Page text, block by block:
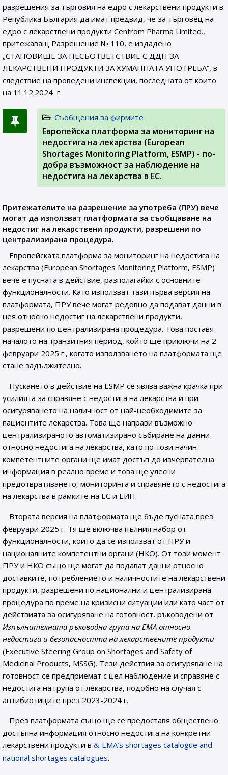
разрешения за търговия на едро с лекарствени продукти в
Република България да имат предвид, че за търговец на
едро с лекарствени продукти Centrom Pharma Limited.,
притежаващ Разрешение № 110, e издадено
„СТАНОВИЩЕ ЗА НЕСЪОТВЕТСТВИЕ С ДДП ЗА
ЛЕКАРСТВЕНИ ПРОДУКТИ ЗА ХУМАННАТА УПОТРЕБА“, в
следствие на проведени инспекции, последната от които
на 11.12.2024 г.
Съобщения за фирмите
Европейска платформа за мониторинг на
недостига на лекарства (European
Shortages Monitoring Platform, ESMP) - по-
добра възможност за наблюдение на
недостига на лекарства в ЕС.
Притежателите на разрешение за употреба (ПРУ) вече
могат да използват платформата за съобщаване на
недостиг на лекарствени продукти, разрешени по
централизирана процедура.
Европейската платформа за мониторинг на недостига на
лекарства (European Shortages Monitoring Platform, ESMP)
вече е пусната в действие, разполагайки с основните
функционалности. Като използват тази първа версия на
платформата, ПРУ вече могат редовно да подават данни в
нея относно недостиг на лекарствени продукти,
разрешени по централизирана процедура. Това поставя
началото на транзитния период, който ще приключи на 2
февруари 2025 г., когато използването на платформата ще
стане задължително.
Пускането в действие на ESMP се явява важна крачка при
усилията за справяне с недостига на лекарства и при
осигуряването на наличност от най-необходимите за
пациентите лекарства. Това ще направи възможно
централизираното автоматизирано събиране на данни
относно недостига на лекарства, като по този начин
компетентните органи ще имат достъп до изчерпателна
информация в реално време и това ще улесни
предотвратяването, мониторинга и справянето с недостига
на лекарства в рамките на ЕС и ЕИП.
Втората версия на платформата ще бъде пусната през
февруари 2025 г. Тя ще включва пълния набор от
функционалности, които да се използват от ПРУ и
националните компетентни органи (НКО). От този момент
ПРУ и НКО също ще могат да подават данни относно
доставките, потреблението и наличностите на лекарствени
продукти, разрешени по национални и централизирана
процедура по време на кризисни ситуации или като част от
действията за осигуряване на готовност, ръководени от
Изпълнителната ръководна група на EMA относно
недостига и безопасността на лекарствените продукти
(Executive Steering Group on Shortages and Safety of
Medicinal Products, MSSG). Тези действия за осигуряване на
готовност се предприемат с цел наблюдение и справяне с
недостига на група от лекарства, подобно на случая с
антибиотиците през 2023-2024 г.
През платформата също ще се предоставя обществено
достъпна информация относно недостига на конкретни
лекарствени продукти в
EMA’s shortages catalogue and
national shortages catalogues.